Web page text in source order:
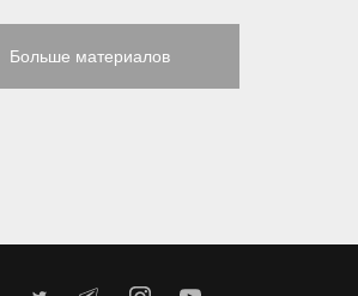
Больше материалов